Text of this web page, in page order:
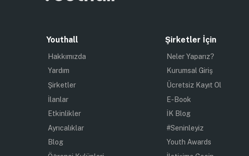
Youthall
Hakkımızda
Yardım
Şirketler
İlanlar
Etkinlikler
Ayrıcalıklar
Blog
Şirketler İçin
Neler Yaparız?
Kurumsal Giriş
Ücretsiz Kayıt Ol
E-Book
İK Blog
#Seninleyiz
Youth Awards